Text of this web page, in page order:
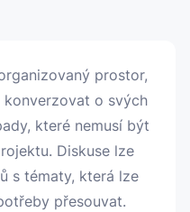
prostor,
o svých
které nemusí být
Diskuse lze
s tématy, která lze
přesouvat.